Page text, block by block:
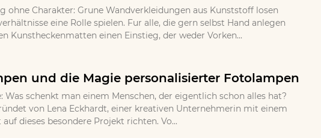
ohne Charakter: Grune Wandverkleidungen aus Kunststoff losen
eine Rolle spielen. Fur alle, die gern selbst Hand anlegen
Kunstheckenmatten einen Einstieg, der weder Vorken...
und die Magie personalisierter Fotolampen
schenkt man einem Menschen, der eigentlich schon alles hat?
von Lena Eckhardt, einer kreativen Unternehmerin mit einem
dieses besondere Projekt richten. Vo...